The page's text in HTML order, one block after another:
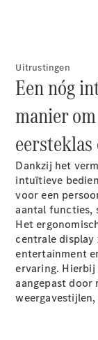
E-Klasse
Limousine
S-Klasse
S-Klasse
Lang
Mercedes-
Maybach S-
Klasse
Mercedes-
Benz Store
SUV
Uitrustingen
Een nóg
manier
Dankzij het
intuïtieve
voor een
aantal functies,
Het
centrale
entertainment
ervaring.
aangepast door